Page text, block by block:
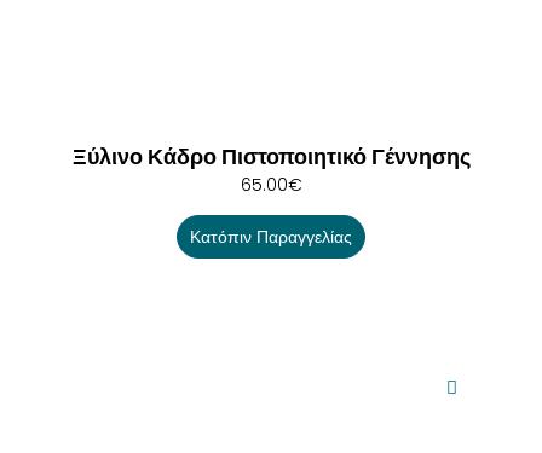
Ξύλινο Κάδρο Πιστοποιητικό Γέννησης
65.00€
Κατόπιν Παραγγελίας